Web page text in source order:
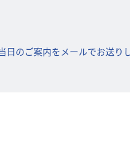
日のご案内をメールでお送